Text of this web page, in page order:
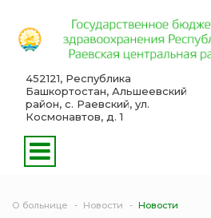
452121, Республика
Башкортостан, Альшеевский
район, с. Раевский, ул.
Космонавтов, д. 1
О больнице Новости Новости